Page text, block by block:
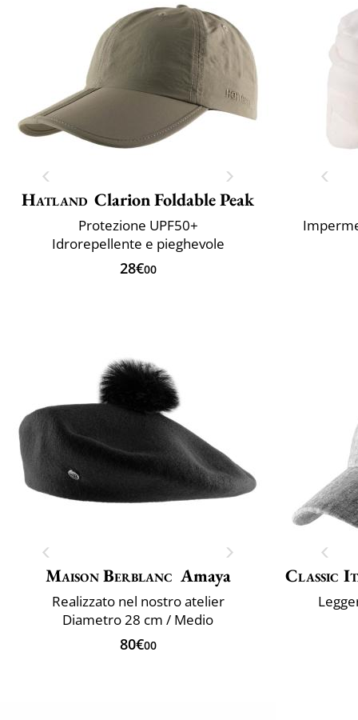
Hatland Clarion Foldable Peak
Protezione UPF50+
Idrorepellente e pieghevole
28€00
Maison Berblanc Amaya
Realizzato nel nostro atelier
Diametro 28 cm / Medio
80€00
Classic